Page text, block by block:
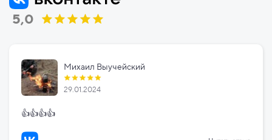
5,0
Михаил Выучейский
29.01.2024
👍👍👍👍